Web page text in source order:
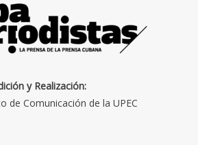
y Realización:
de Comunicación de la UPEC